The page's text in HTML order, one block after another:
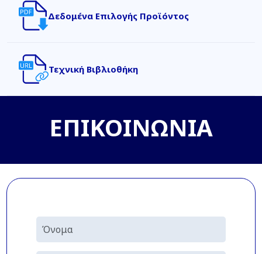
Δεδομένα Επιλογής Προϊόντος
Τεχνική Βιβλιοθήκη
ΕΠΙΚΟΙΝΩΝΙΑ